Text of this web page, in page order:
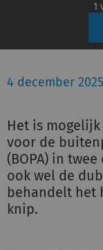
1
4 december
Het is
voor de
(BOPA) in
ook wel de
behandelt het
knip.